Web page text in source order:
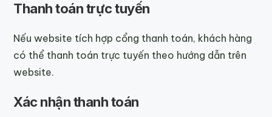
Thanh toán trực tuyến
Nếu website tích hợp cổng thanh toán, khách hàng
có thể thanh toán trực tuyến theo hướng dẫn trên
website.
Xác nhận thanh toán